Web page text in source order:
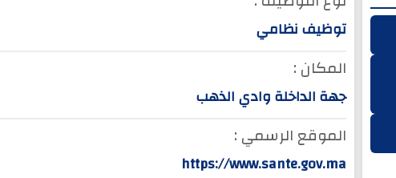
توظيف نظامي
المكان :
جهة الداخلة وادي الذهب
الموقع الرسمي :
https://www.sante.gov.ma